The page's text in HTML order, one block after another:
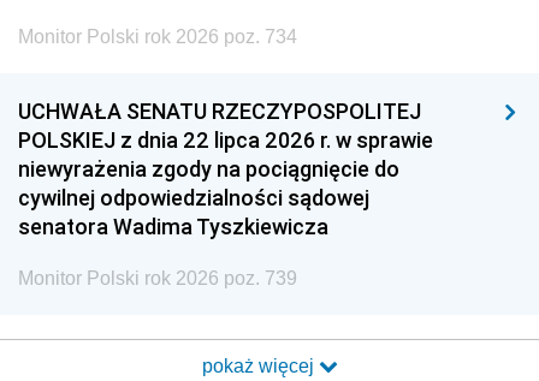
Monitor Polski rok 2026 poz. 734
UCHWAŁA SENATU RZECZYPOSPOLITEJ
POLSKIEJ z dnia 22 lipca 2026 r. w sprawie
niewyrażenia zgody na pociągnięcie do
cywilnej odpowiedzialności sądowej
senatora Wadima Tyszkiewicza
Monitor Polski rok 2026 poz. 739
pokaż więcej